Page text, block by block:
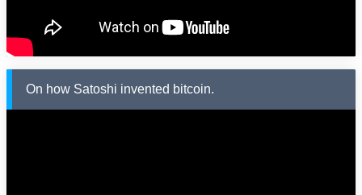
On how Satoshi invented bitcoin.